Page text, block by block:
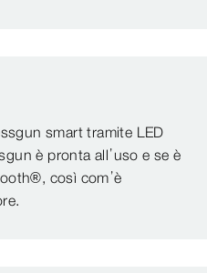
smart tramite LED
è pronta all’uso e se è
così com’è